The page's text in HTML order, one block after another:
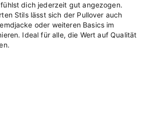
dich jederzeit gut angezogen.
Stils lässt sich der Pullover auch
oder weiteren Basics im
Ideal für alle, die Wert auf Qualität